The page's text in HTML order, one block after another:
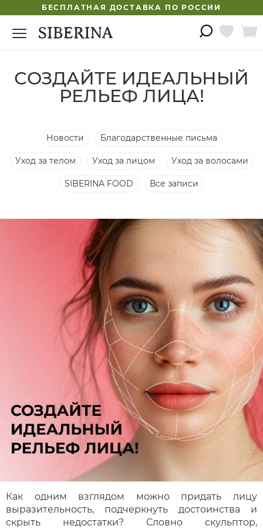
БЕСПЛАТНАЯ ДОСТАВКА ПО РОССИИ
СОЗДАЙТЕ ИДЕАЛЬНЫЙ
РЕЛЬЕФ ЛИЦА!
Новости Благодарственные письма
Уход за телом Уход за лицом Уход за волосами
SIBERINA FOOD Все записи
Как одним взглядом можно придать лицу
выразительность, подчеркнуть достоинства и
скрыть недостатки? Словно скульптор,